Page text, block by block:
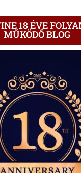
18 ÉVE
MŰKÖDŐ BLOG